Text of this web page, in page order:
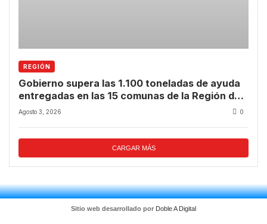
REGIÓN
Gobierno supera las 1.100 toneladas de ayuda
entregadas en las 15 comunas de la Región de
Coquimbo
Agosto 3, 2026 0
CARGAR MÁS
Sitio web desarrollado por Doble A Digital